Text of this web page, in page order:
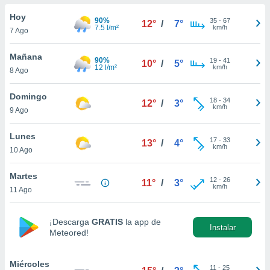
en
y
cookies
de
Hoy
7 Ago
90%
7.5 l/m²
12° / 7° 35- 67
km/h
Mañana
8 Ago
90%
12 l/m²
10° / 5° 19- 41
km/h
Domingo
9 Ago
12° / 3° 18- 34
km/h
Lunes
10 Ago
13° / 4° 17- 33
km/h
Martes
11 Ago
11° / 3° 12- 26
km/h
¡Descarga GRATIS la app de
Meteored!
Instalar
Miércoles 11 - 25